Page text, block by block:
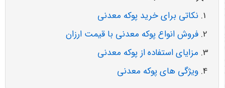
نکاتی برای خرید پوکه معدنی
فروش انواع پوکه معدنی با قیمت ارزان
مزایای استفاده از پوکه معدنی
ویژگی های پوکه معدنی